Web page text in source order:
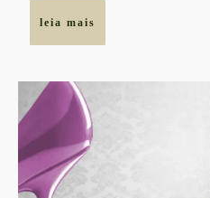
marca
leia mais